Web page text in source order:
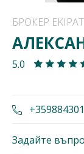
БРОКЕР EKIPAT
5.0
Задайте